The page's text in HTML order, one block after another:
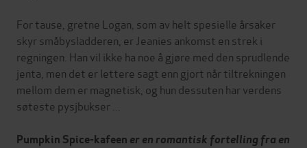
For tause, gretne Logan, som av helt spesielle årsaker
skyr småbysladderen, er Jeanies ankomst en strek i
regningen. Han vil ikke ha noe å gjøre med den sprudlende
jenta, men det er lettere sagt enn gjort når tiltrekningen
mellom dem er magnetisk, og hun dessuten har verdens
søteste pysjbukser ...
Pumpkin Spice-kafeen er en romantisk fortelling fra en